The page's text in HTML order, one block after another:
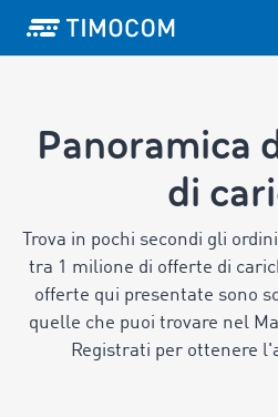
Panoramica
di
Trova in pochi secondi gli
tra 1 milione di offerte di
offerte qui presentate sono
quelle che puoi trovare nel
Registrati per ottenere